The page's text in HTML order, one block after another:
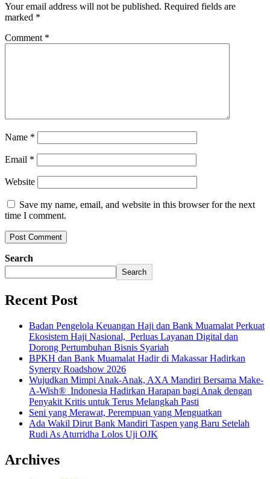
Your email address will not be published. Required fields are
marked *
Comment *
Name *
Email *
Website
Save my name, email, and website in this browser for the next
time I comment.
Search
Search
Recent Post
Badan Pengelola Keuangan Haji dan Bank Muamalat Perkuat
Ekosistem Haji Nasional, Perluas Layanan Digital dan
Dorong Pertumbuhan Bisnis Syariah
BPKH dan Bank Muamalat Hadir di Makassar Hadirkan
Synergy Roadshow 2026
Wujudkan Mimpi Anak-Anak, AXA Mandiri Bersama Make-
A-Wish® Indonesia Hadirkan Harapan bagi Anak dengan
Penyakit Kritis untuk Terus Melangkah Pasti
Seni yang Merawat, Perempuan yang Menguatkan
Ada Wakil Dirut Bank Mandiri Taspen yang Baru Setelah
Rudi As Aturridha Lolos Uji OJK
Archives